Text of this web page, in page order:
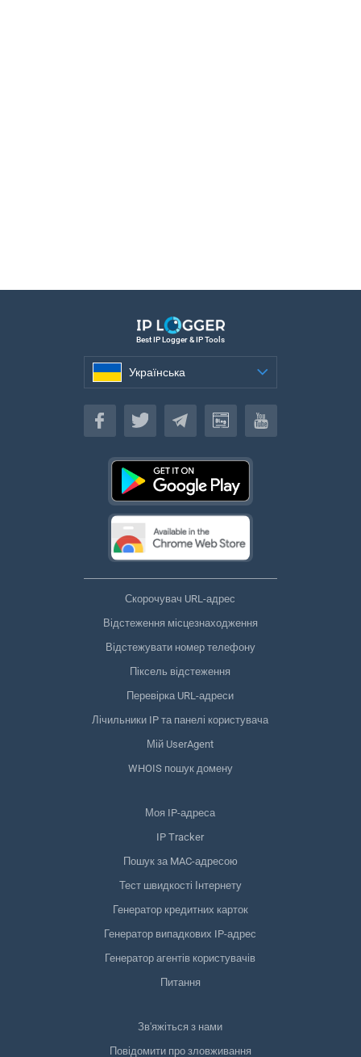
Best IP Logger & IP Tools
Українська
Українська
Скорочувач URL-адрес
Відстеження місцезнаходження
Відстежувати номер телефону
Піксель відстеження
Перевірка URL-адреси
Лічильники IP та панелі користувача
Мій UserAgent
WHOIS пошук домену
Моя IP-адреса
IP Tracker
Пошук за MAC-адресою
Тест швидкості Інтернету
Генератор кредитних карток
Генератор випадкових IP-адрес
Генератор агентів користувачів
Питання
Зв'яжіться з нами
Повідомити про зловживання